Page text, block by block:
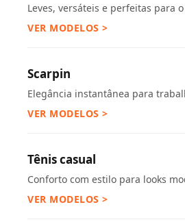
Leves, versáteis e perfeitas para
VER MODELOS >
Scarpin
Elegância instantânea para
VER MODELOS >
Tênis casual
Conforto com estilo para looks
VER MODELOS >